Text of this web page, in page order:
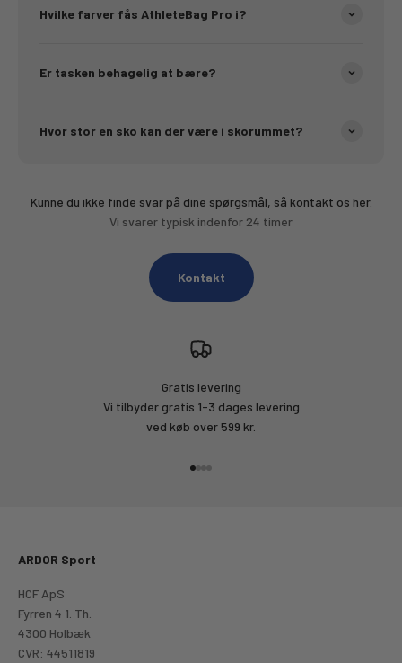
Hvilke farver fås AthleteBag Pro i?
Er tasken behagelig at bære?
Hvor stor en sko kan der være i skorummet?
Kunne du ikke finde svar på dine spørgsmål, så kontakt os her.
Vi svarer typisk indenfor 24 timer
Kontakt
Gratis levering
Vi tilbyder gratis 1-3 dages levering
ved køb over 599 kr.
ARDOR Sport
HCF ApS
Fyrren 4 1. Th.
4300 Holbæk
CVR: 44511819